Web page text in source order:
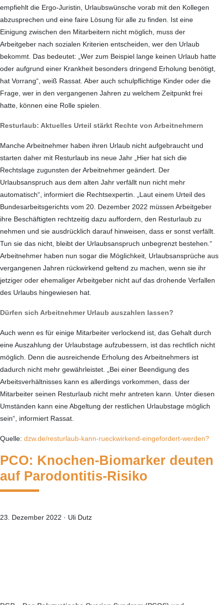
empfiehlt die Ergo-Juristin, Urlaubswünsche vorab mit den Kollegen
abzusprechen und eine faire Lösung für alle zu finden. Ist eine
Einigung zwischen den Mitarbeitern nicht möglich, muss der
Arbeitgeber nach sozialen Kriterien entscheiden, wer den Urlaub
bekommt. Das bedeutet: „Wer zum Beispiel lange keinen Urlaub hatte
oder aufgrund einer Krankheit besonders dringend Erholung benötigt,
hat Vorrang“, weiß Rassat. Aber auch schulpflichtige Kinder oder die
Frage, wer in den vergangenen Jahren zu welchem Zeitpunkt frei
hatte, können eine Rolle spielen.
Resturlaub: Aktuelles Urteil stärkt Rechte von Arbeitnehmern
Manche Arbeitnehmer haben ihren Urlaub nicht aufgebraucht und
starten daher mit Resturlaub ins neue Jahr „Hier hat sich die
Rechtslage zugunsten der Arbeitnehmer geändert. Der
Urlaubsanspruch aus dem alten Jahr verfällt nun nicht mehr
automatisch“, informiert die Rechtsexpertin. „Laut einem Urteil des
Bundesarbeitsgerichts vom 20. Dezember 2022 müssen Arbeitgeber
ihre Beschäftigten rechtzeitig dazu auffordern, den Resturlaub zu
nehmen und sie ausdrücklich darauf hinweisen, dass er sonst verfällt.
Tun sie das nicht, bleibt der Urlaubsanspruch unbegrenzt bestehen.“
Arbeitnehmer haben nun sogar die Möglichkeit, Urlaubsansprüche aus
vergangenen Jahren rückwirkend geltend zu machen, wenn sie ihr
jetziger oder ehemaliger Arbeitgeber nicht auf das drohende Verfallen
des Urlaubs hingewiesen hat.
Dürfen sich Arbeitnehmer Urlaub auszahlen lassen?
Auch wenn es für einige Mitarbeiter verlockend ist, das Gehalt durch
eine Auszahlung der Urlaubstage aufzubessern, ist das rechtlich nicht
möglich. Denn die ausreichende Erholung des Arbeitnehmers ist
dadurch nicht mehr gewährleistet. „Bei einer Beendigung des
Arbeitsverhältnisses kann es allerdings vorkommen, dass der
Mitarbeiter seinen Resturlaub nicht mehr antreten kann. Unter diesen
Umständen kann eine Abgeltung der restlichen Urlaubstage möglich
sein“, informiert Rassat.
Quelle: dzw.de/resturlaub-kann-rueckwirkend-eingefordert-werden?
PCO: Knochen-Biomarker deuten
auf Parodontitis-Risiko
23. Dezember 2022 · Uli Dutz